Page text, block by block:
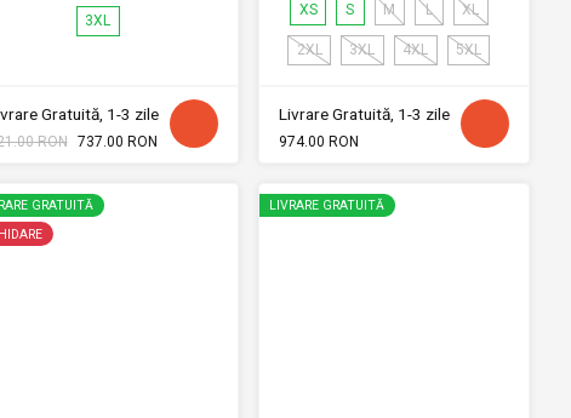
3XL
Gratuită, 1-3 zile
RON 737.00 RON
XS S M L XL
2XL 3XL 4XL 5XL
Livrare Gratuită, 1-3 zile
974.00 RON
GRATUITĂ
LIVRARE GRATUITĂ